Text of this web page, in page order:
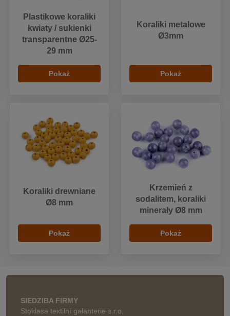
Plastikowe koraliki
kwiaty / sukienki
transparentne Ø25-
29 mm
Pokaż
Koraliki metalowe
Ø3mm
Pokaż
Koraliki drewniane
Ø8 mm
Pokaż
Krzemień z
sodalitem, koraliki
minerały Ø8 mm
Pokaż
SIEDZIBA FIRMY
Stoklasa textilní galanterie s.r.o.